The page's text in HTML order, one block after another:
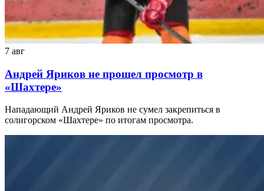
7 авг
Андрей Яриков не прошел просмотр в
«Шахтере»
Нападающий Андрей Яриков не сумел закрепиться в
солигорском «Шахтере» по итогам просмотра.